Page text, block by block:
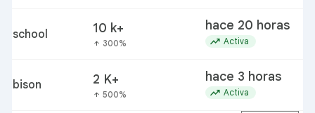
school 10 k+
arrow_upward 300%
hace 20 horas
trending_up Activa
bison 2 K+
arrow_upward 500%
hace 3 horas
trending_up Activa